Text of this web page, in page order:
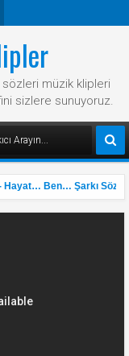
sözleri müzik klipleri
sizlere sunuyoruz.
Ben… Şarkı Sözü